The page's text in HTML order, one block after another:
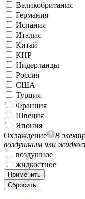
Великобритания
Германия
Испания
Италия
Китай
КНР
Нидерланды
Россия
США
Турция
Франция
Швеция
Япония
Охлаждение
В
воздушным или
воздушное
жидкостное
Применить
Сбросить